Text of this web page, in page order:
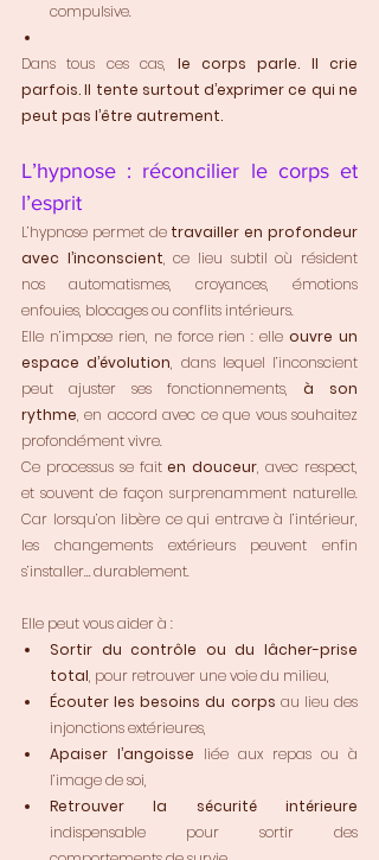
compulsive.
Dans tous ces cas, le corps parle. Il crie
parfois. Il tente surtout d’exprimer ce qui ne
peut pas l’être autrement.
L’hypnose : réconcilier le corps et
l’esprit
L’hypnose permet de travailler en profondeur
avec l’inconscient, ce lieu subtil où résident
nos automatismes, croyances, émotions
enfouies, blocages ou conflits intérieurs.
Elle n’impose rien, ne force rien : elle ouvre un
espace d’évolution, dans lequel l’inconscient
peut ajuster ses fonctionnements, à son
rythme, en accord avec ce que vous souhaitez
profondément vivre.
Ce processus se fait en douceur, avec respect,
et souvent de façon surprenamment naturelle.
Car lorsqu’on libère ce qui entrave à l’intérieur,
les changements extérieurs peuvent enfin
s’installer… durablement.
Elle peut vous aider à :
Sortir du contrôle ou du lâcher-prise
total, pour retrouver une voie du milieu,
Écouter les besoins du corps au lieu des
injonctions extérieures,
Apaiser l’angoisse liée aux repas ou à
l’image de soi,
Retrouver la sécurité intérieure
indispensable pour sortir des